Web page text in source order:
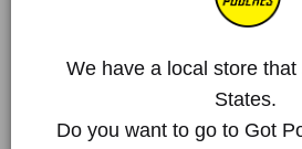
ZYN /
ZYN Lemon Spritz
(S2)
We have a local store
States.
Do you want to go to Got